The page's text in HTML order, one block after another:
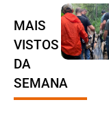
MAIS
VISTOS
DA
SEMANA